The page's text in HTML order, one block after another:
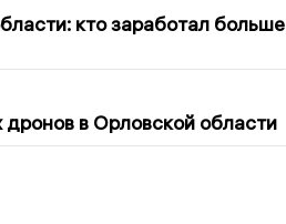
кто заработал больше
в Орловской области